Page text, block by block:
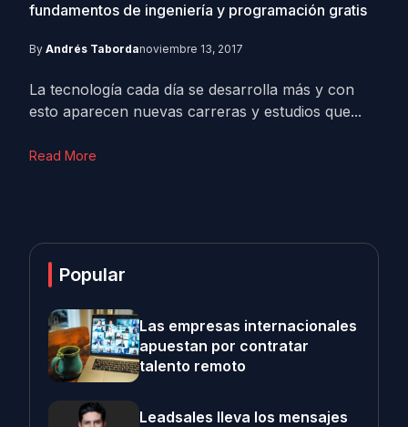
fundamentos de ingeniería y programación gratis
By Andrés Tabordanoviembre 13, 2017
La tecnología cada día se desarrolla más y con
esto aparecen nuevas carreras y estudios que...
Read More
Popular
Las empresas internacionales
apuestan por contratar
talento remoto
Leadsales lleva los mensajes